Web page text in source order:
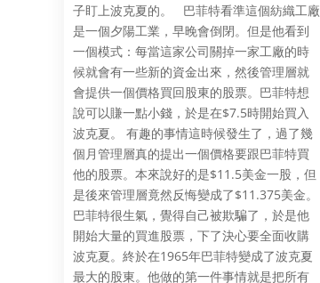
子盯上波克夏的。 巴菲特看準這個紡織工廠
是一個夕陽工業，早晚會倒閉。但是他看到
一個模式：每當這家公司關掉一家工廠的時
候就會有一些新的資金出來，然後管理層就
會提供一個價格買回股東的股票。巴菲特想
說可以賺一點小錢，於是在$7.5時開始買入
波克夏。 有趣的事情這時候發生了，過了幾
個月管理層真的提出一個價格要跟巴菲特買
他的股票。本來說好的是$11.5美金一股，但
是後來管理層竟然反悔變成了$11.375美金。
巴菲特很生氣，覺得自己被欺騙了，於是他
開始大量的買進股票，下了決心要全面收購
波克夏。終於在1965年巴菲特變成了波克夏
最大的股東。他做的第一件事情就是把所有